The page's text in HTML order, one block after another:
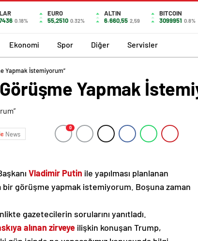
0.18%
EURO
55,2510 0.32%
ALTIN
6.660,55 2,59
BITCOIN
3099951 0.8%
Ekonomi Spor Diğer Servisler
Yapmak İstemiyorum”
Yapmak
News
0
Vladimir Putin ile yapılması planlanan
görüşme yapmak istemiyorum. Boşuna zaman
gazetecilerin sorularını yanıtladı.
alınan zirveye ilişkin konuşan Trump,